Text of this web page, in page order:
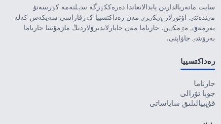
سايت ماتەريالدارىن پايدالانعاندا دەرەككٶزگە سٸلتەمە كٶرسەتۋ
مٸندەتتٸ. اۆتورلار پٸكٸرٸ مەن رەداكتسييا كٶزقاراسى سەيكەس كەلە
بەرمەۋٸ مٷمكٸن. جارناما مەن حابارلاندىرۋلاردىڭ مازمۇنىنا جارناما
بەرۋشٸ جاۋاپتى.
رەداكتسييا
جارناما
جوبا تۋرالى
قۇپييالىلىق ساياساتى